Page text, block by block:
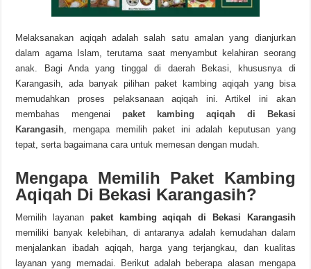
Melaksanakan aqiqah adalah salah satu amalan yang dianjurkan
dalam agama Islam, terutama saat menyambut kelahiran seorang
anak. Bagi Anda yang tinggal di daerah Bekasi, khususnya di
Karangasih, ada banyak pilihan paket kambing aqiqah yang bisa
memudahkan proses pelaksanaan aqiqah ini. Artikel ini akan
membahas mengenai
paket kambing aqiqah di Bekasi
Karangasih, mengapa memilih paket ini adalah keputusan yang
tepat, serta bagaimana cara untuk memesan dengan mudah.
Mengapa Memilih Paket Kambing
Aqiqah Di Bekasi Karangasih?
Memilih layanan paket kambing aqiqah di Bekasi Karangasih
memiliki banyak kelebihan, di antaranya adalah kemudahan dalam
menjalankan ibadah aqiqah, harga yang terjangkau, dan kualitas
layanan yang memadai. Berikut adalah beberapa alasan mengapa